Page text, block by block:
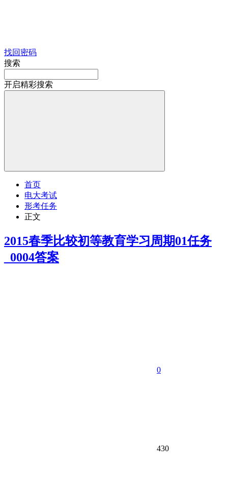
找回密码
搜索
开启精彩搜索
首页
电大考试
形考任务
正文
2015春季比较初等教育学习周期01任务
_0004答案
0
430